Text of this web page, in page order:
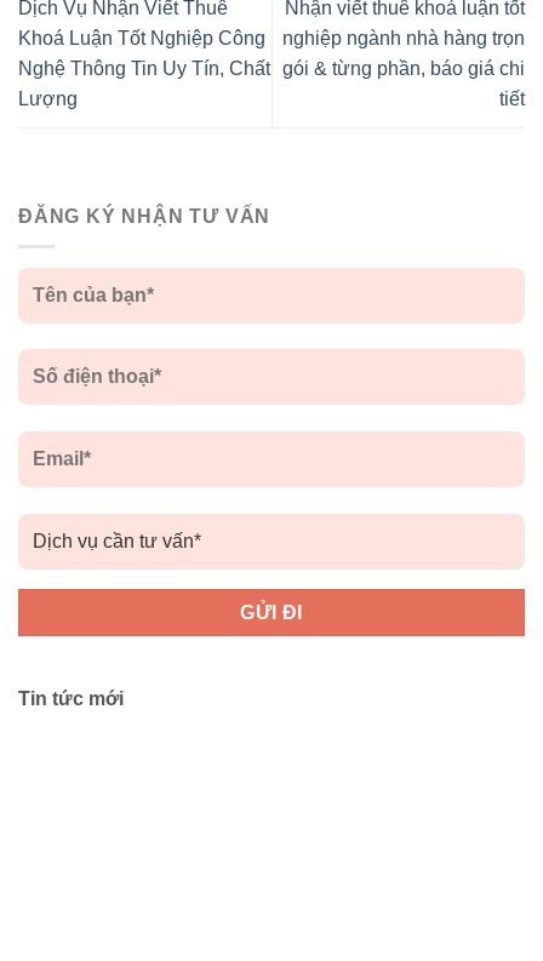
Dịch Vụ Nhận Viết Thuê
Khoá Luận Tốt Nghiệp Công
Nghệ Thông Tin Uy Tín, Chất
Lượng
Nhận viết thuê khoá luận tốt
nghiệp ngành nhà hàng trọn
gói & từng phần, báo giá chi
tiết
ĐĂNG KÝ NHẬN TƯ VẤN
Tin tức mới